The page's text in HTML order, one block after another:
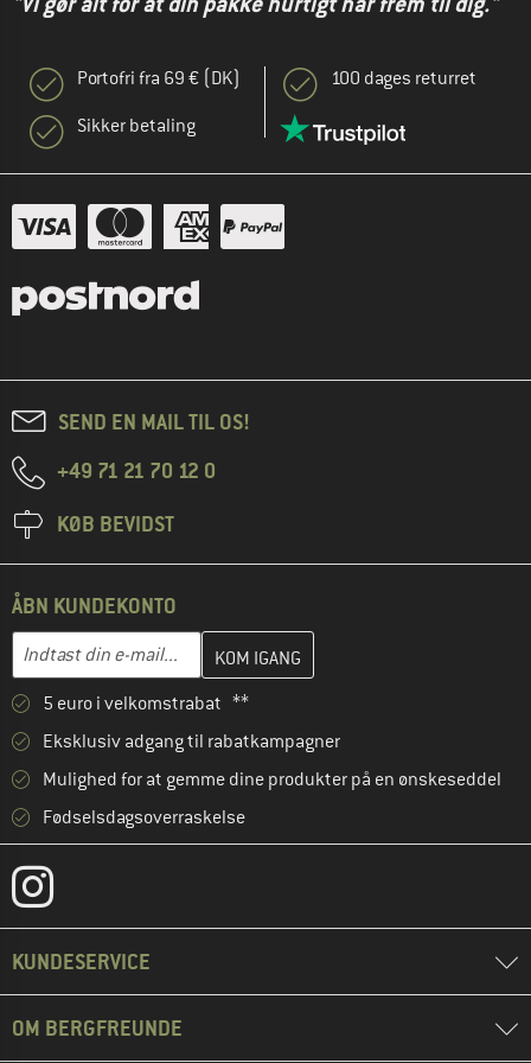
Portofri fra 69 € (DK)
Sikker betaling
100 dages returret
SEND EN MAIL TIL OS!
+49 71 21 70 12 0
KØB BEVIDST
ÅBN KUNDEKONTO
E-mail-adresse
Indtast din e-mailadresse her, og opret i næste trin din
5 euro i velkomstrabat **
Eksklusiv adgang til rabatkampagner
Mulighed for at gemme dine produkter på en ønskeseddel
Fødselsdagsoverraskelse
KUNDESERVICE
OM BERGFREUNDE